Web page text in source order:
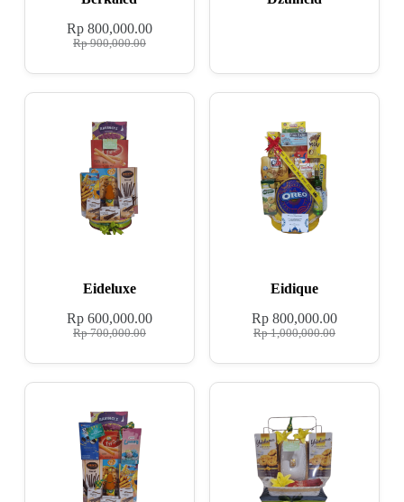
Rp900,000.00
Rp800,000.00
Eideluxe
Rp700,000.00
Rp600,000.00
Eidique
Rp1,000,000.00
Rp 800,000.00